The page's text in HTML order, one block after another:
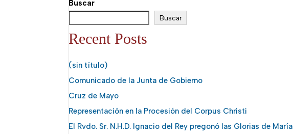
Buscar
Buscar
Recent Posts
(sin título)
Comunicado de la Junta de Gobierno
Cruz de Mayo
Representación en la Procesión del Corpus Christi
El Rvdo. Sr. N.H.D. Ignacio del Rey pregonó las Glorias de María